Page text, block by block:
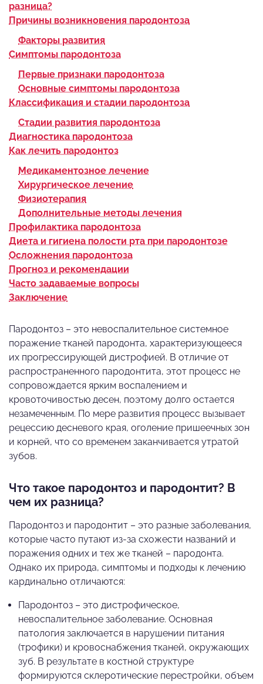
разница?
Причины возникновения пародонтоза
Факторы развития
Симптомы пародонтоза
Первые признаки пародонтоза
Основные симптомы пародонтоза
Классификация и стадии пародонтоза
Стадии развития пародонтоза
Диагностика пародонтоза
Как лечить пародонтоз
Медикаментозное лечение
Хирургическое лечение
Физиотерапия
Дополнительные методы лечения
Профилактика пародонтоза
Диета и гигиена полости рта при пародонтозе
Осложнения пародонтоза
Прогноз и рекомендации
Часто задаваемые вопросы
Заключение
Пародонтоз – это невоспалительное системное
поражение тканей пародонта, характеризующееся
их прогрессирующей дистрофией. В отличие от
распространенного пародонтита, этот процесс не
сопровождается ярким воспалением и
кровоточивостью десен, поэтому долго остается
незамеченным. По мере развития процесс вызывает
рецессию десневого края, оголение пришеечных зон
и корней, что со временем заканчивается утратой
зубов.
Что такое пародонтоз и пародонтит? В
чем их разница?
Пародонтоз и пародонтит – это разные заболевания,
которые часто путают из-за схожести названий и
поражения одних и тех же тканей – пародонта.
Однако их природа, симптомы и подходы к лечению
кардинально отличаются:
Пародонтоз – это дистрофическое,
невоспалительное заболевание. Основная
патология заключается в нарушении питания
(трофики) и кровоснабжения тканей, окружающих
зуб. В результате в костной структуре
формируются склеротические перестройки, объем